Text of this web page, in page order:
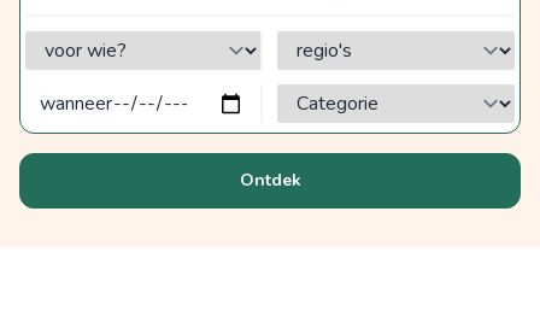
voor wie? regio's
Categorie?
Ontdek